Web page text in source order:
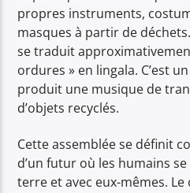
propres instruments,
masques à partir de
se traduit
ordures » en lingala. C’est
produit une musique de
d’objets recyclés.
Cette assemblée se définit
d’un futur où les humains
terre et avec eux-mêmes.